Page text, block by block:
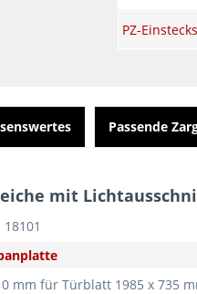
PZ-
Passende
mit
mm für Türblatt 1985 x 735